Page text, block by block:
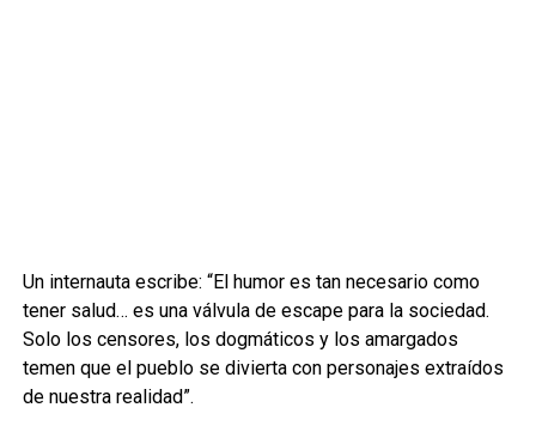
Un internauta escribe: “El humor es tan necesario como
tener salud… es una válvula de escape para la sociedad.
Solo los censores, los dogmáticos y los amargados
temen que el pueblo se divierta con personajes extraídos
de nuestra realidad”.